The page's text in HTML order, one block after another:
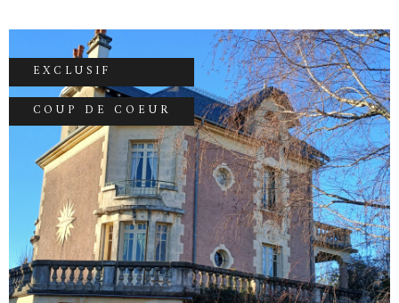
électrique individuel. Appartements en bon
état, caves individuelles, cours intérieure.
Loyer annuel avec charges de 29 724 €, taxe
foncière de 6800€. Contact: Vincent Martin-
Noille agent commercial RCS Aurillac
n°351924451 carte professionnelle
15012018000031880 mail:
vincentmartinnoille@hotmail.fr tel:
0471690322 0611395208. Montant des
honoraires charge vendeur sur notre site
accord-immobilier15.com.
EXCLUSIF
COUP DE COEUR
VOIR LE BIEN